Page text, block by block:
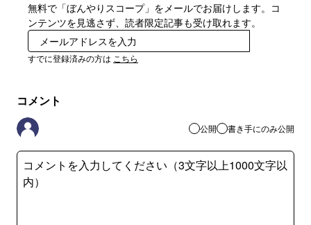
無料で「ぼんやりスコープ」をメールでお届けします。コ
ンテンツを見逃さず、読者限定記事も受け取れます。
すでに登録済みの方は こちら
コメント
公開 書き手にのみ公開